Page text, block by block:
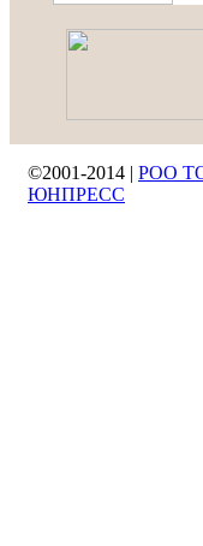
©2001-2014 | РОО
ЮНПРЕСС